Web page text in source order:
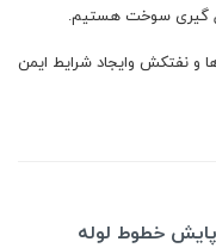
گیری سوخت هستیم.
و نفتکش وایجاد شرایط ایمن
پایش خطوط لوله